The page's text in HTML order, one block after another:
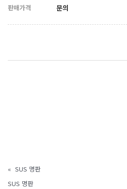
판매가격
« SUS 명판
SUS 명판